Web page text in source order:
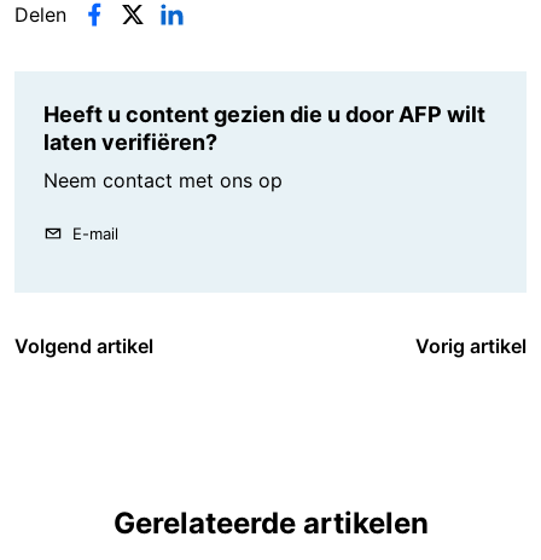
Delen
Heeft u content gezien die u door AFP wilt
laten verifiëren?
Neem contact met ons op
E-mail
Volgend artikel Vorig artikel
Gerelateerde artikelen